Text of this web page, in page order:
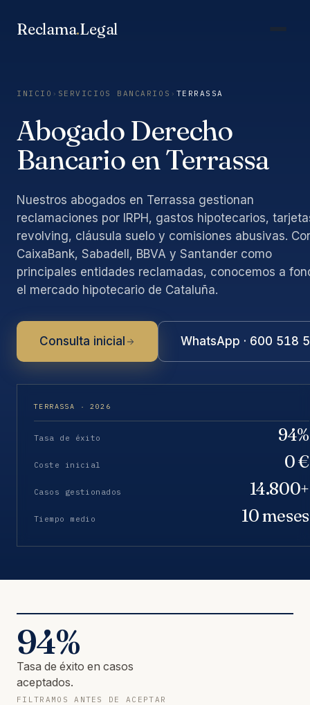
Reclama.Legal
INICIO › SERVICIOS BANCARIOS › TERRASSA
Abogado Derecho
Bancario en Terrassa
Nuestros abogados en Terrassa gestionan
reclamaciones por IRPH, gastos hipotecarios,
revolving, cláusula suelo y comisiones abusivas.
CaixaBank, Sabadell, BBVA y Santander como
principales entidades reclamadas, conocemos a
el mercado hipotecario de Cataluña.
Consulta inicial WhatsApp · 600 518
TERRASSA · 2026
Tasa de éxito 94%
Coste inicial 0 €
Casos gestionados 14.800+
Tiempo medio 10 meses
94%
Tasa de éxito en casos
aceptados.
FILTRAMOS ANTES DE ACEPTAR